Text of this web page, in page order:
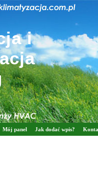
i
Mój panel Jak dodać wpis?